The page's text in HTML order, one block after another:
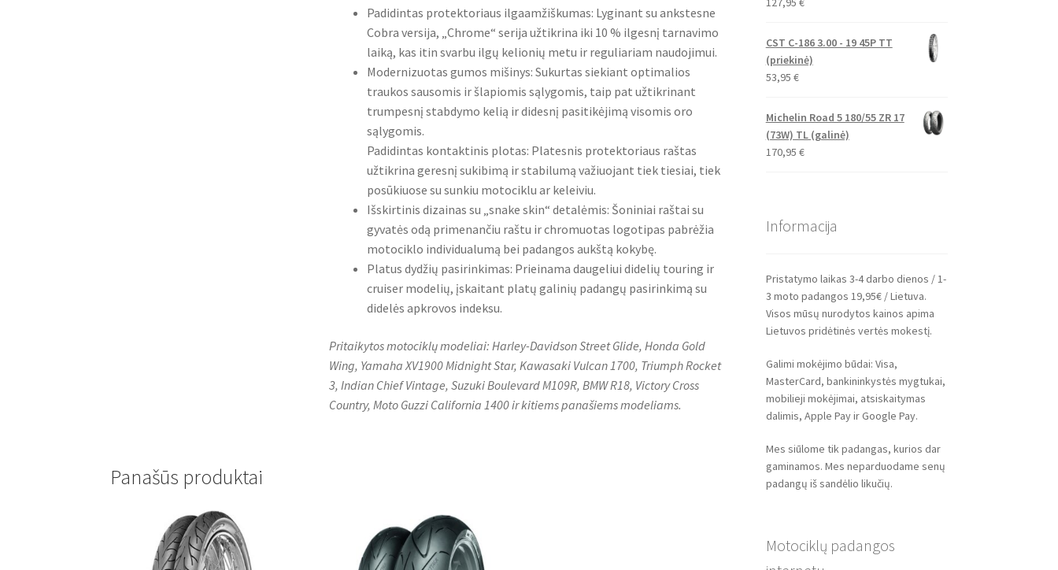
Padidintas protektoriaus ilgaamžiškumas: Lyginant su ankstesne
Cobra versija, „Chrome“ serija užtikrina iki 10 % ilgesnį tarnavimo
laiką, kas itin svarbu ilgų kelionių metu ir reguliariam naudojimui.
Modernizuotas gumos mišinys: Sukurtas siekiant optimalios
traukos sausomis ir šlapiomis sąlygomis, taip pat užtikrinant
trumpesnį stabdymo kelią ir didesnį pasitikėjimą visomis oro
sąlygomis.
Padidintas kontaktinis plotas: Platesnis protektoriaus raštas
užtikrina geresnį sukibimą ir stabilumą važiuojant tiek tiesiai, tiek
posūkiuose su sunkiu motociklu ar keleiviu.
Išskirtinis dizainas su „snake skin“ detalėmis: Šoniniai raštai su
gyvatės odą primenančiu raštu ir chromuotas logotipas pabrėžia
motociklo individualumą bei padangos aukštą kokybę.
Platus dydžių pasirinkimas: Prieinama daugeliui didelių touring ir
cruiser modelių, įskaitant platų galinių padangų pasirinkimą su
didelės apkrovos indeksu.
Pritaikytos motociklų modeliai: Harley-Davidson Street Glide, Honda Gold
Wing, Yamaha XV1900 Midnight Star, Kawasaki Vulcan 1700, Triumph Rocket
3, Indian Chief Vintage, Suzuki Boulevard M109R, BMW R18, Victory Cross
Country, Moto Guzzi California 1400 ir kitiems panašiems modeliams.
Panašūs produktai
CST C-186 3.00 - 19 45P TT
(priekinė)
53,95 €
Michelin Road 5 180/55 ZR 17
(73W) TL (galinė)
170,95 €
Informacija
Pristatymo laikas 3-4 darbo dienos / 1-
3 moto padangos 19,95€ / Lietuva.
Visos mūsų nurodytos kainos apima
Lietuvos pridėtinės vertės mokestį.
Galimi mokėjimo būdai: Visa,
MasterCard, bankininkystės mygtukai,
mobilieji mokėjimai, atsiskaitymas
dalimis, Apple Pay ir Google Pay.
Mes siūlome tik padangas, kurios dar
gaminamos. Mes neparduodame senų
padangų iš sandėlio likučių.
Motociklų padangos